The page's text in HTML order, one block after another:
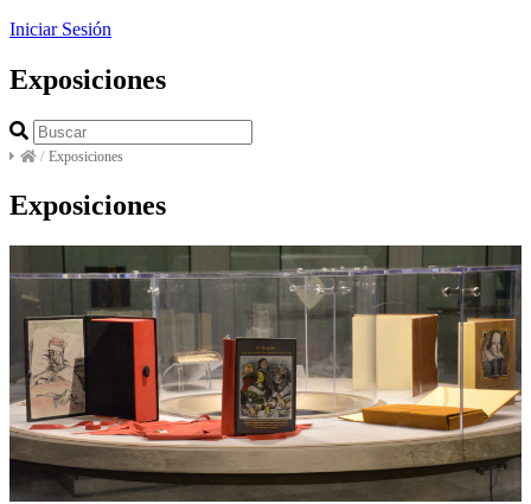
Iniciar Sesión
Exposiciones
/ Exposiciones
Exposiciones